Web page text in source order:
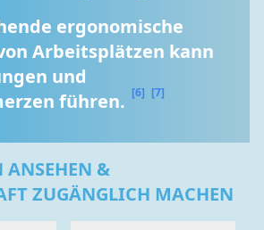
ergonomische
Arbeitsplätzen kann
und
führen. [6] [7]
ANSEHEN &
ZUGÄNGLICH MACHEN